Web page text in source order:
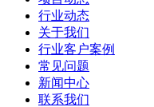
行业动态
关于我们
行业客户案例
常见问题
新闻中心
联系我们